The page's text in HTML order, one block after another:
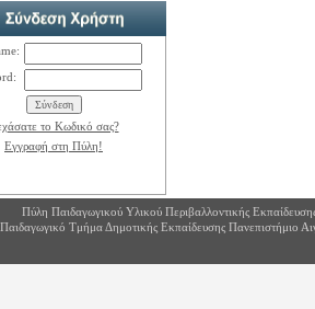
το Κωδικό σας?
Εγγραφή στη Πύλη!
Πύλη Παιδαγωγικού Υλικού Περιβαλλοντικής
Παιδαγωγικό Τμήμα Δημοτικής Εκπαίδευσης Πανεπιστήμιο